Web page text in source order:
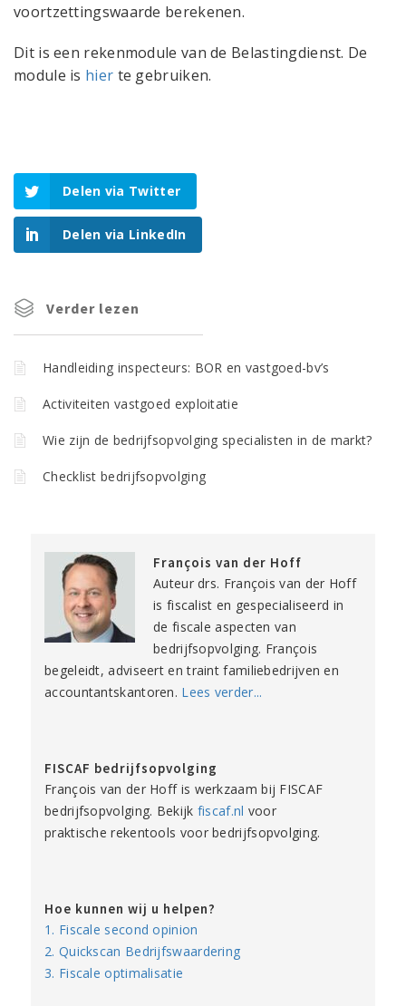
voortzettingswaarde berekenen.
Dit is een rekenmodule van de Belastingdienst. De
module is hier te gebruiken.
Delen via Twitter
Delen via LinkedIn
Verder lezen
Handleiding inspecteurs: BOR en vastgoed-bv’s
Activiteiten vastgoed exploitatie
Wie zijn de bedrijfsopvolging specialisten in de markt?
Checklist bedrijfsopvolging
François van der Hoff
Auteur drs. François van der Hoff
is fiscalist en gespecialiseerd in
de fiscale aspecten van
bedrijfsopvolging. François
begeleidt, adviseert en traint familiebedrijven en
accountantskantoren. Lees verder...
FISCAF bedrijfsopvolging
François van der Hoff is werkzaam bij FISCAF
bedrijfsopvolging. Bekijk fiscaf.nl voor
praktische rekentools voor bedrijfsopvolging.
Hoe kunnen wij u helpen?
1. Fiscale second opinion
2. Quickscan Bedrijfswaardering
3. Fiscale optimalisatie